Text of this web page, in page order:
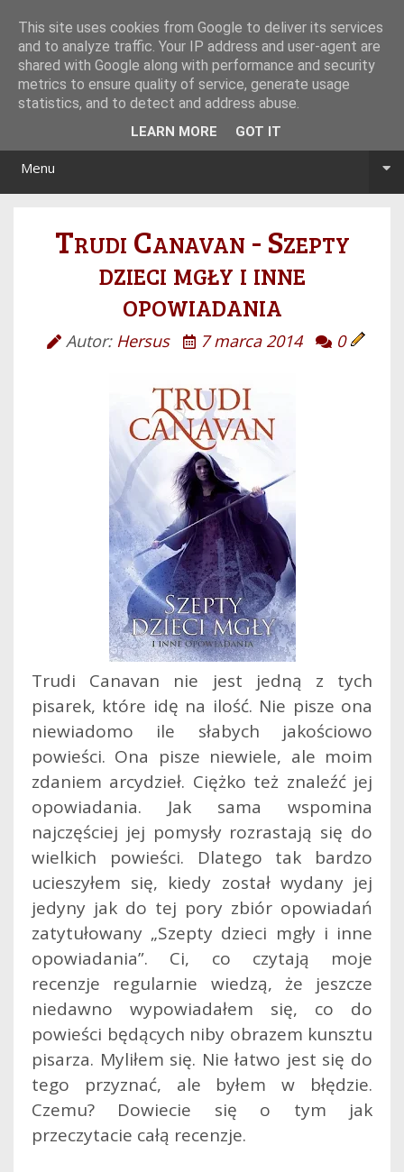
Menu
Trudi Canavan - Szepty
dzieci mgły i inne
opowiadania
Autor: Hersus 7 marca 2014 0
Trudi Canavan nie jest jedną z tych
pisarek, które idę na ilość. Nie pisze ona
niewiadomo ile słabych jakościowo
powieści. Ona pisze niewiele, ale moim
zdaniem arcydzieł. Ciężko też znaleźć jej
opowiadania. Jak sama wspomina
najczęściej jej pomysły rozrastają się do
wielkich powieści. Dlatego tak bardzo
ucieszyłem się, kiedy został wydany jej
jedyny jak do tej pory zbiór opowiadań
zatytułowany „Szepty dzieci mgły i inne
opowiadania”. Ci, co czytają moje
recenzje regularnie wiedzą, że jeszcze
niedawno wypowiadałem się, co do
powieści będących niby obrazem kunsztu
pisarza. Myliłem się. Nie łatwo jest się do
tego przyznać, ale byłem w błędzie.
Czemu? Dowiecie się o tym jak
przeczytacie całą recenzje.
This site uses cookies from Google to deliver its services
and to analyze traffic. Your IP address and user-agent are
shared with Google along with performance and security
metrics to ensure quality of service, generate usage
statistics, and to detect and address abuse.
LEARN MORE GOT IT